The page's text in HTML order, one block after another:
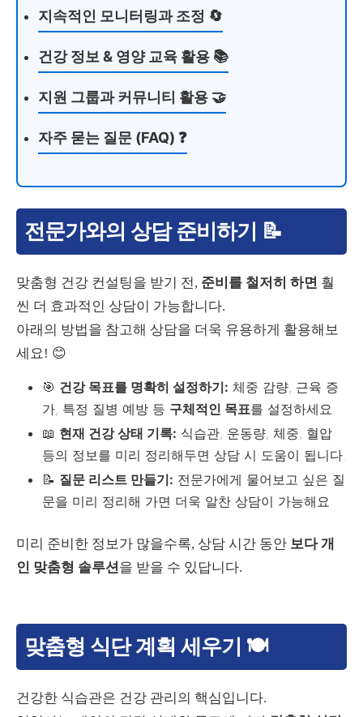
지속적인 모니터링과 조정 🔄
건강 정보 & 영양 교육 활용 📚
지원 그룹과 커뮤니티 활용 🤝
자주 묻는 질문 (FAQ) ❓
전문가와의 상담 준비하기 📝
맞춤형 건강 컨설팅을 받기 전, 준비를 철저히 하면 훨
씬 더 효과적인 상담이 가능합니다.
아래의 방법을 참고해 상담을 더욱 유용하게 활용해보
세요! 😊
🎯 건강 목표를 명확히 설정하기: 체중 감량, 근육 증
가, 특정 질병 예방 등 구체적인 목표를 설정하세요.
📖 현재 건강 상태 기록: 식습관, 운동량, 체중, 혈압
등의 정보를 미리 정리해두면 상담 시 도움이 됩니다.
📝 질문 리스트 만들기: 전문가에게 물어보고 싶은 질
문을 미리 정리해 가면 더욱 알찬 상담이 가능해요.
미리 준비한 정보가 많을수록, 상담 시간 동안 보다 개
인 맞춤형 솔루션을 받을 수 있답니다.
맞춤형 식단 계획 세우기 🍽
건강한 식습관은 건강 관리의 핵심입니다.